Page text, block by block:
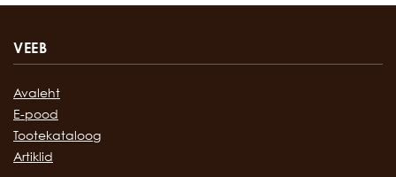
VEEB
Avaleht
E-pood
Tootekataloog
Artiklid